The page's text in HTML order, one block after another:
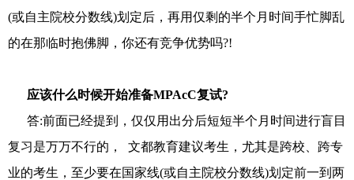
(或自主院校分数线)划定后，再用仅剩的半个月时间手忙脚乱
的在那临时抱佛脚，你还有竞争优势吗?!
应该什么时候开始准备MPAcC复试?
答:前面已经提到，仅仅用出分后短短半个月时间进行盲目
复习是万万不行的， 文都教育建议考生，尤其是跨校、跨专
业的考生，至少要在国家线(或自主院校分数线)划定前一到两